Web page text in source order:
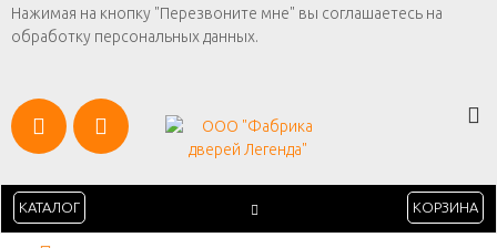
Нажимая на кнопку "Перезвоните мне" вы соглашаетесь на
обработку персональных данных.
КАТАЛОГ КОРЗИНА